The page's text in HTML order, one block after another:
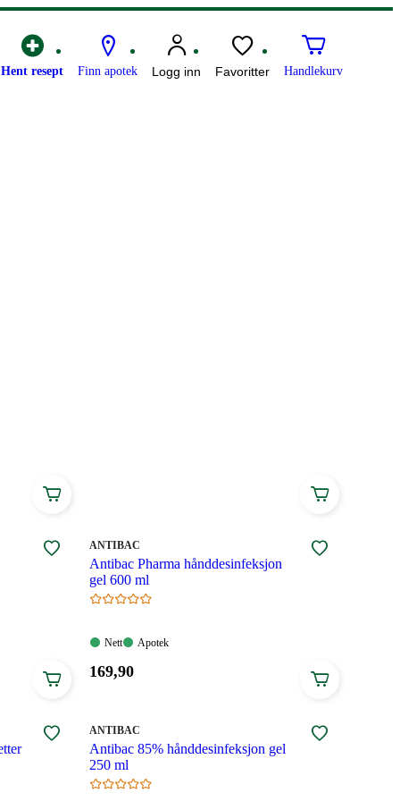
Hent resept Finn apotek Logg inn Favoritter Handlekurv
MERKE:
ANTIBAC
Antibac Pharma hånddesinfeksjon
gel 600 ml
Nett:
Nett
Apotek:
Apotek
Pris:
169,90
MERKE:
ANTIBAC
Antibac 85% hånddesinfeksjon gel
250 ml